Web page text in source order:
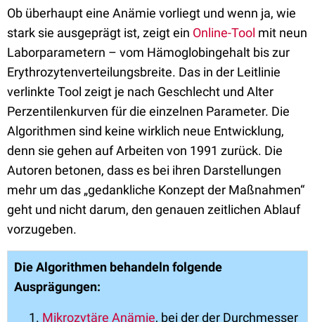
Ob überhaupt eine Anämie vorliegt und wenn ja, wie
stark sie ausgeprägt ist, zeigt ein Online-Tool mit neun
Laborparametern – vom Hämoglobingehalt bis zur
Erythrozytenverteilungsbreite. Das in der Leitlinie
verlinkte Tool zeigt je nach Geschlecht und Alter
Perzentilenkurven für die einzelnen Parameter. Die
Algorithmen sind keine wirklich neue Entwicklung,
denn sie gehen auf Arbeiten von 1991 zurück. Die
Autoren betonen, dass es bei ihren Darstellungen
mehr um das „gedankliche Konzept der Maßnahmen“
geht und nicht darum, den genauen zeitlichen Ablauf
vorzugeben.
Die Algorithmen behandeln folgende
Ausprägungen:
Mikrozytäre Anämie, bei der der Durchmesser